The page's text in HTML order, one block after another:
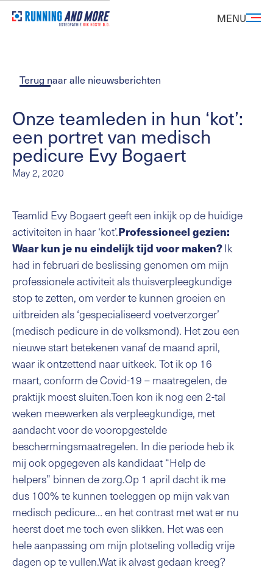
MENU
Terug naar alle nieuwsberichten
Onze teamleden in hun ‘kot’:
een portret van medisch
pedicure Evy Bogaert
May 2, 2020
Teamlid Evy Bogaert geeft een inkijk op de huidige
activiteiten in haar ‘kot’.Professioneel gezien:
Waar kun je nu eindelijk tijd voor maken?Ik
had in februari de beslissing genomen om mijn
professionele activiteit als thuisverpleegkundige
stop te zetten, om verder te kunnen groeien en
uitbreiden als ‘gespecialiseerd voetverzorger’
(medisch pedicure in de volksmond). Het zou een
nieuwe start betekenen vanaf de maand april,
waar ik ontzettend naar uitkeek. Tot ik op 16
maart, conform de Covid-19 – maatregelen, de
praktijk moest sluiten.Toen kon ik nog een 2-tal
weken meewerken als verpleegkundige, met
aandacht voor de vooropgestelde
beschermingsmaatregelen. In die periode heb ik
mij ook opgegeven als kandidaat “Help de
helpers” binnen de zorg.Op 1 april dacht ik me
dus 100% te kunnen toeleggen op mijn vak van
medisch pedicure… en het contrast met wat er nu
heerst doet me toch even slikken. Het was een
hele aanpassing om mijn plotseling volledig vrije
dagen op te vullen.Wat ik alvast gedaan kreeg?